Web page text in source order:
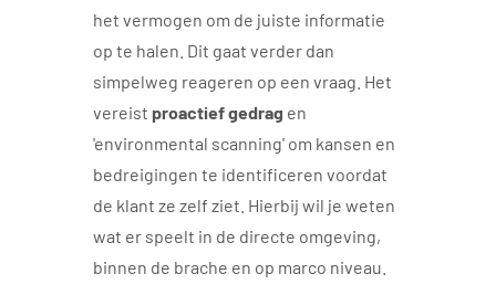
het vermogen om de juiste informatie
op te halen. Dit gaat verder dan
simpelweg reageren op een vraag. Het
vereist proactief gedrag en
'environmental scanning' om kansen en
bedreigingen te identificeren voordat
de klant ze zelf ziet. Hierbij wil je weten
wat er speelt in de directe omgeving,
binnen de brache en op marco niveau.